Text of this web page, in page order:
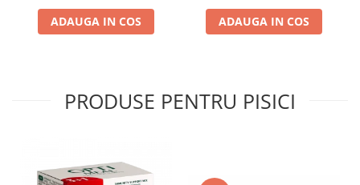
ADAUGA IN COS ADAUGA IN COS
PRODUSE PENTRU PISICI